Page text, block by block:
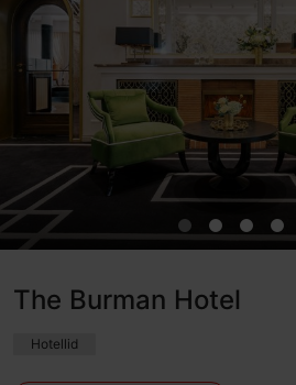
The Burman Hotel
Hotellid